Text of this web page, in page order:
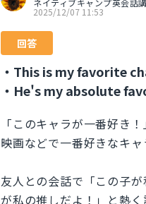
2025/12/07 11:53
回答
・This is my favorite
・He's my absolute
「このキャラが一番好き
映画などで一番好きなキャ
友人との会話で「この子
が私の推しだよ！」と熱